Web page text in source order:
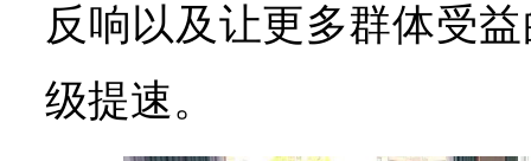
反响以及让更多群体受
级提速。